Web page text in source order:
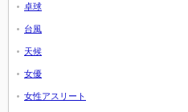
卓球
台風
天候
女優
女性アスリート